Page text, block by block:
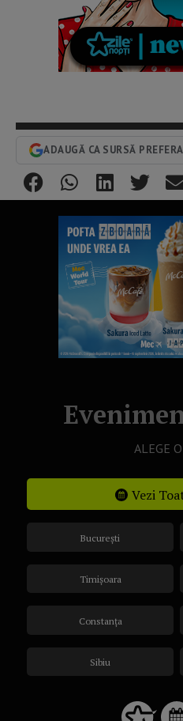
ADAUGĂ CA SURSĂ
ALEGE
Vezi
București
Timișoara
Constanța
Sibiu